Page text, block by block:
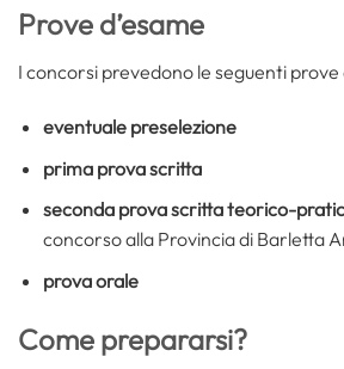
Prove d’esame
I concorsi prevedono le seguenti prove
eventuale preselezione
prima prova scritta
seconda prova scritta teorico-
concorso alla Provincia di Barletta
prova orale
Come prepararsi?